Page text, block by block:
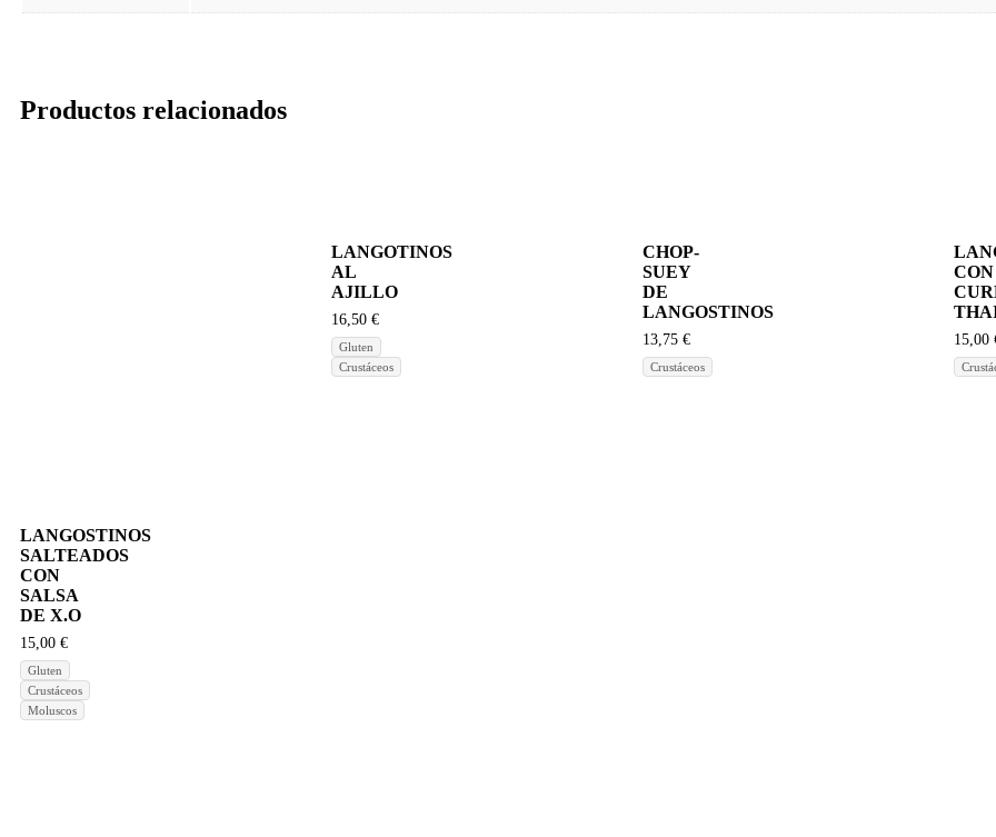
Productos relacionados
LANGOTINOS
AL
AJILLO
16,50 €
Gluten
Crustáceos
CHOP-
SUEY
DE
LANGOSTINOS
13,75 €
Crustáceos
CON
15,00
LANGOSTINOS
SALTEADOS
CON
SALSA
DE X.O
15,00 €
Gluten
Crustáceos
Moluscos